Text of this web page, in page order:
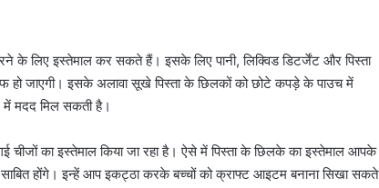
के लिए इस्तेमाल कर सकते हैं। इसके लिए पानी, लिक्विड डिटर्जेंट और पिस्ता
जाएगी। इसके अलावा सूखे पिस्ता के छिलकों को छोटे कपड़े के पाउच में
मदद मिल सकती है।
का इस्तेमाल किया जा रहा है। ऐसे में पिस्ता के छिलके का इस्तेमाल आपके
होंगे। इन्हें आप इकट्ठा करके बच्चों को क्राफ्ट आइटम बनाना सिखा सकते